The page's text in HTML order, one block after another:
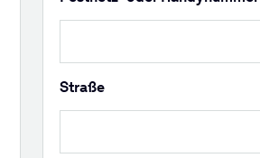
Straße